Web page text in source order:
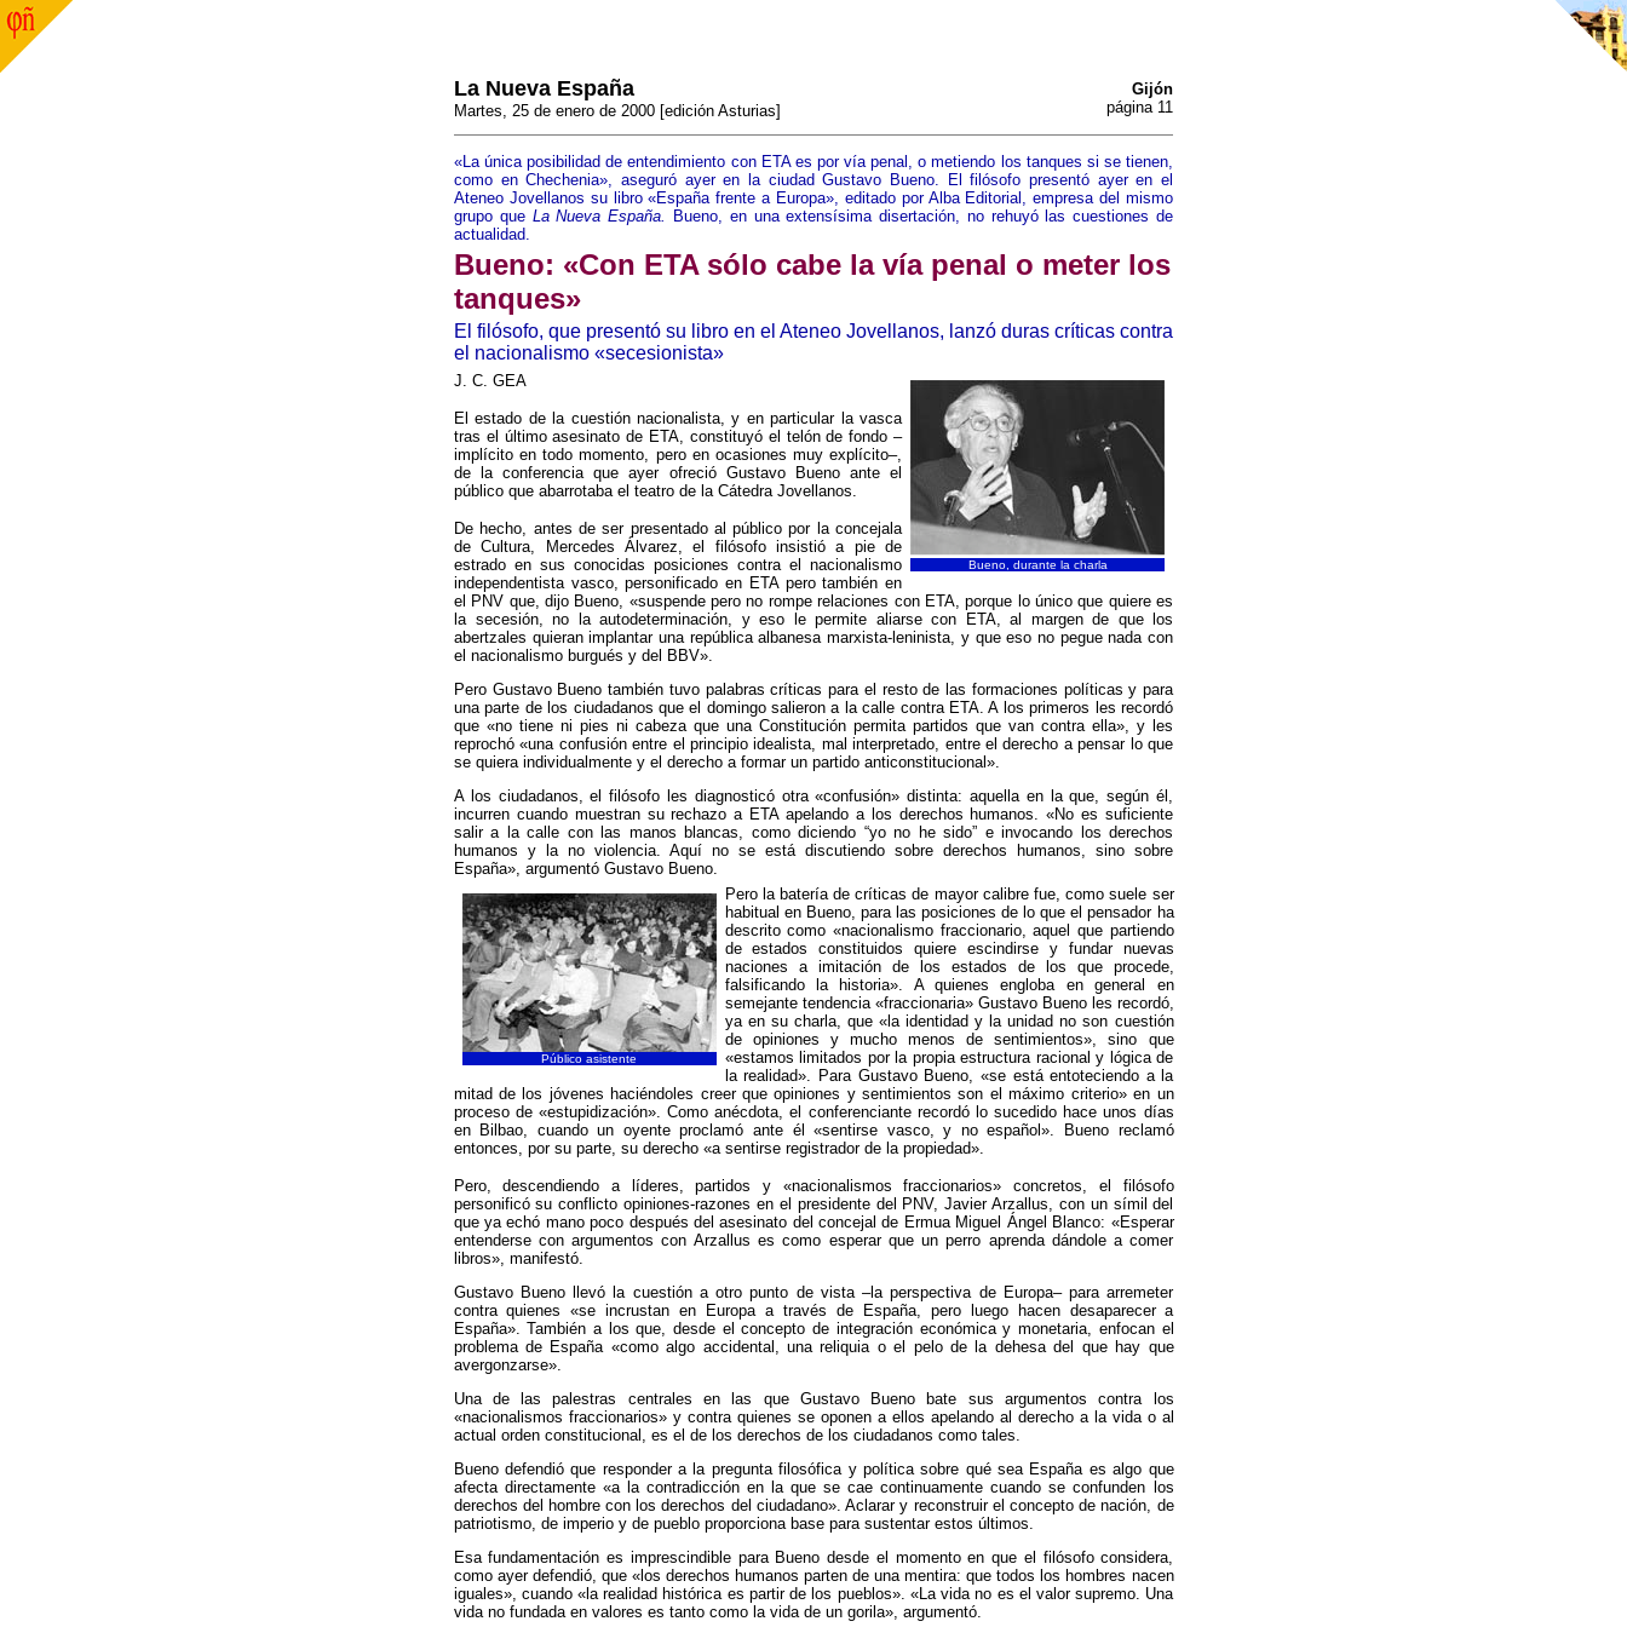
La Nueva España
Martes, 25 de enero de 2000 [edición Asturias]
Gijón
página 11
«La única posibilidad de entendimiento con ETA es por vía penal, o metiendo los tanques si se tienen,
como en Chechenia», aseguró ayer en la ciudad Gustavo Bueno. El filósofo presentó ayer en el
Ateneo Jovellanos su libro «España frente a Europa», editado por Alba Editorial, empresa del mismo
grupo que La Nueva España.
Bueno, en una extensísima disertación, no rehuyó las cuestiones de
actualidad.
Bueno: «Con ETA sólo cabe la vía penal o meter los
tanques»
El filósofo, que presentó su libro en el Ateneo Jovellanos, lanzó duras críticas contra
el nacionalismo «secesionista»
Bueno, durante la charla
J. C. GEA
El estado de la cuestión nacionalista, y en particular la vasca
tras el último asesinato de ETA, constituyó el telón de fondo –
implícito en todo momento, pero en ocasiones muy explícito–,
de la conferencia que ayer ofreció Gustavo Bueno ante el
público que abarrotaba el teatro de la Cátedra Jovellanos.
De hecho, antes de ser presentado al público por la concejala
de Cultura, Mercedes Álvarez, el filósofo insistió a pie de
estrado en sus conocidas posiciones contra el nacionalismo
independentista vasco, personificado en ETA pero también en
el PNV que, dijo Bueno, «suspende pero no rompe relaciones con ETA, porque lo único que quiere es
la secesión, no la autodeterminación, y eso le permite aliarse con ETA, al margen de que los
abertzales quieran implantar una república albanesa marxista-leninista, y que eso no pegue nada con
el nacionalismo burgués y del BBV».
Pero Gustavo Bueno también tuvo palabras críticas para el resto de las formaciones políticas y para
una parte de los ciudadanos que el domingo salieron a la calle contra ETA. A los primeros les recordó
que «no tiene ni pies ni cabeza que una Constitución permita partidos que van contra ella», y les
reprochó «una confusión entre el principio idealista, mal interpretado, entre el derecho a pensar lo que
se quiera individualmente y el derecho a formar un partido anticonstitucional».
A los ciudadanos, el filósofo les diagnosticó otra «confusión» distinta: aquella en la que, según él,
incurren cuando muestran su rechazo a ETA apelando a los derechos humanos. «No es suficiente
salir a la calle con las manos blancas, como diciendo “yo no he sido” e invocando los derechos
humanos y la no violencia. Aquí no se está discutiendo sobre derechos humanos, sino sobre
España», argumentó Gustavo Bueno.
Público asistente
Pero la batería de críticas de mayor calibre fue, como suele ser
habitual en Bueno, para las posiciones de lo que el pensador ha
descrito como «nacionalismo fraccionario, aquel que partiendo
de estados constituidos quiere escindirse y fundar nuevas
naciones a imitación de los estados de los que procede,
falsificando la historia». A quienes engloba en general en
semejante tendencia «fraccionaria» Gustavo Bueno les recordó,
ya en su charla, que «la identidad y la unidad no son cuestión
de opiniones y mucho menos de sentimientos», sino que
«estamos limitados por la propia estructura racional y lógica de
la realidad». Para Gustavo Bueno, «se está entoteciendo a la
mitad de los jóvenes haciéndoles creer que opiniones y sentimientos son el máximo criterio» en un
proceso de «estupidización». Como anécdota, el conferenciante recordó lo sucedido hace unos días
en Bilbao, cuando un oyente proclamó ante él «sentirse vasco, y no español». Bueno reclamó
entonces, por su parte, su derecho «a sentirse registrador de la propiedad».
Pero, descendiendo a líderes, partidos y «nacionalismos fraccionarios» concretos, el filósofo
personificó su conflicto opiniones-razones en el presidente del PNV, Javier Arzallus, con un símil del
que ya echó mano poco después del asesinato del concejal de Ermua Miguel Ángel Blanco: «Esperar
entenderse con argumentos con Arzallus es como esperar que un perro aprenda dándole a comer
libros», manifestó.
Gustavo Bueno llevó la cuestión a otro punto de vista –la perspectiva de Europa– para arremeter
contra quienes «se incrustan en Europa a través de España, pero luego hacen desaparecer a
España». También a los que, desde el concepto de integración económica y monetaria, enfocan el
problema de España «como algo accidental, una reliquia o el pelo de la dehesa del que hay que
avergonzarse».
Una de las palestras centrales en las que Gustavo Bueno bate sus argumentos contra los
«nacionalismos fraccionarios» y contra quienes se oponen a ellos apelando al derecho a la vida o al
actual orden constitucional, es el de los derechos de los ciudadanos como tales.
Bueno defendió que responder a la pregunta filosófica y política sobre qué sea España es algo que
afecta directamente «a la contradicción en la que se cae continuamente cuando se confunden los
derechos del hombre con los derechos del ciudadano». Aclarar y reconstruir el concepto de nación, de
patriotismo, de imperio y de pueblo proporciona base para sustentar estos últimos.
Esa fundamentación es imprescindible para Bueno desde el momento en que el filósofo considera,
como ayer defendió, que «los derechos humanos parten de una mentira: que todos los hombres nacen
iguales», cuando «la realidad histórica es partir de los pueblos». «La vida no es el valor supremo. Una
vida no fundada en valores es tanto como la vida de un gorila», argumentó.